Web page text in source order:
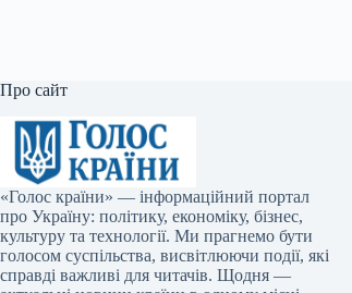
Про сайт
«Голос країни» — інформаційний портал
про Україну: політику, економіку, бізнес,
культуру та технології. Ми прагнемо бути
голосом суспільства, висвітлюючи події, які
справді важливі для читачів. Щодня —